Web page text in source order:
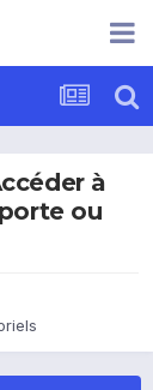
à
ou